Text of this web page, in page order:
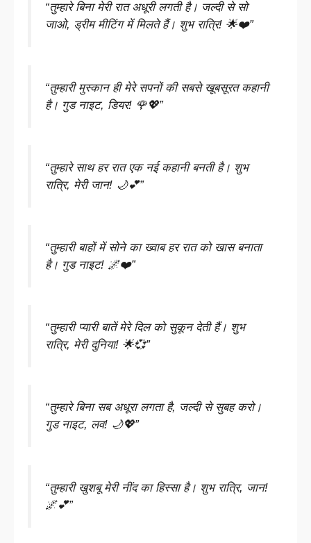
“तुम्हारे बिना मेरी रात अधूरी लगती है। जल्दी से सो
जाओ, ड्रीम मीटिंग में मिलते हैं। शुभ रात्रि! 🌟❤️”
“तुम्हारी मुस्कान ही मेरे सपनों की सबसे खूबसूरत कहानी
है। गुड नाइट, डियर! 🌹💖”
“तुम्हारे साथ हर रात एक नई कहानी बनती है। शुभ
रात्रि, मेरी जान! 🌙💕”
“तुम्हारी बाहों में सोने का ख्वाब हर रात को खास बनाता
है। गुड नाइट! 🌌❤️”
“तुम्हारी प्यारी बातें मेरे दिल को सुकून देती हैं। शुभ
रात्रि, मेरी दुनिया! 🌟💞”
“तुम्हारे बिना सब अधूरा लगता है, जल्दी से सुबह करो।
गुड नाइट, लव! 🌙💖”
“तुम्हारी खुशबू मेरी नींद का हिस्सा है। शुभ रात्रि, जान!
🌌💕”